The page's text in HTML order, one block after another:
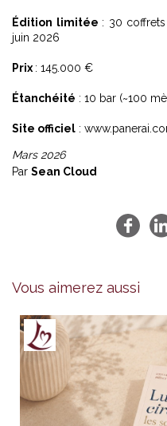
Édition limitée : 30
juin 2026
Prix : 145.000 €
Étanchéité : 10 bar (~100
Site officiel :
Mars 2026
Par Sean Cloud
Vous aimerez aussi